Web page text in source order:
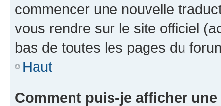
commencer une nouvelle
vous rendre sur le site officiel
bas de toutes les pages du
Haut
Comment puis-je afficher